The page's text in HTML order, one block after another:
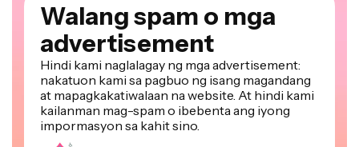
Walang spam o mga
advertisement
Hindi kami naglalagay ng mga advertisement:
nakatuon kami sa pagbuo ng isang magandang
at mapagkakatiwalaan na website. At hindi kami
kailanman mag-spam o ibebenta ang iyong
impormasyon sa kahit sino.